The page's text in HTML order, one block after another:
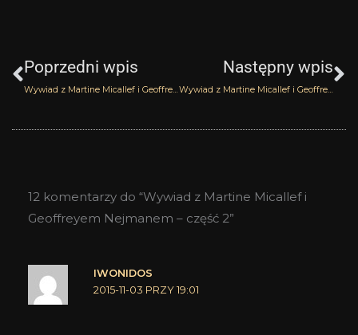
Poprzedni wpis
Wywiad z Martine Micallef i Geoffreyem Nejmanem – część 1
Następny wpis
Wywiad z Martine Micallef i Geoffreyem Nejmanem – część 3
12 komentarzy do “Wywiad z Martine Micallef i
Geoffreyem Nejmanem – część 2”
IWONIDOS
2015-11-03 PRZY 19:01